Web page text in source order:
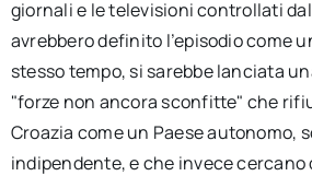
giornali e le televisioni controllati
avrebbero definito l’episodio come
stesso tempo, si sarebbe lanciata
"forze non ancora sconfitte" che
Croazia come un Paese autonomo,
indipendente, e che invece cercano